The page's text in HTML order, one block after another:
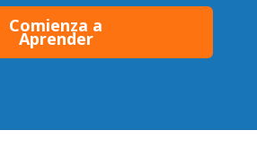
Comienza a
Aprender